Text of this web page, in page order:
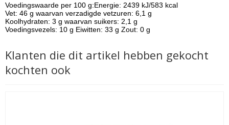
Voedingswaarde per 100 g:Energie: 2439 kJ/583 kcal
Vet: 46 g waarvan verzadigde vetzuren: 6,1 g
Koolhydraten: 3 g waarvan suikers: 2,1 g
Voedingsvezels: 10 g Eiwitten: 33 g Zout: 0 g
Klanten die dit artikel hebben gekocht
kochten ook